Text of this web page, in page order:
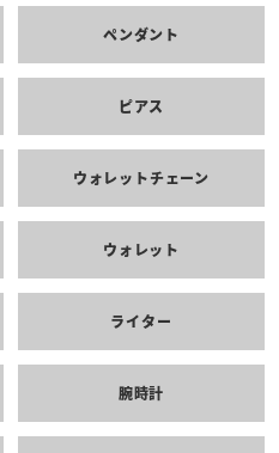
ペンダント
ピアス
ウォレットチェーン
ウォレット
ライター
腕時計